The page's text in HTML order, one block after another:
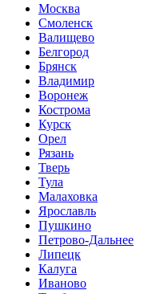
Москва
Смоленск
Валищево
Белгород
Брянск
Владимир
Воронеж
Кострома
Курск
Орел
Рязань
Тверь
Тула
Малаховка
Ярославль
Пушкино
Петрово-Дальнее
Липецк
Калуга
Иваново